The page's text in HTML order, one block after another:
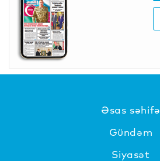
Əsas səhifə
Gündəm
Siyasət